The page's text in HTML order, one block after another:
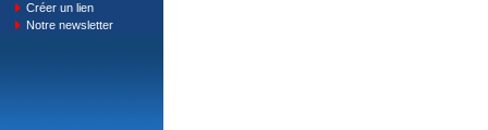
Créer un lien
Notre newsletter